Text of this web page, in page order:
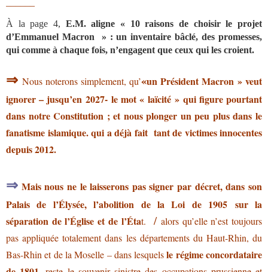
À la page 4, E.M.aligne « 10 raisons de choisir le projet
d’Emmanuel Macron » :un inventairebâclé,des promesses,
qui comme à chaque fois, n’engagent que ceux qui les croient.
⇒ Nous noterons simplement, qu’«un Président Macron » veut
ignorer – jusqu’en 2027- le mot « laïcité » qui figure pourtant
dans notre Constitution ; et nous plonger un peu plus dans le
fanatisme islamique. qui a déjà fait tant de victimes innocentes
depuis 2012.
⇒ Mais nous ne le laisserons pas signer par décret, dans son
Palais de l’Élysée, l’abolition de la Loi de 1905 sur la
séparation de l’Église et de l’État. / alors qu’elle n’est toujours
pas appliquée totalement dans les départements du Haut-Rhin, du
Bas-Rhin et de la Moselle – dans lesquelsle régime concordataire